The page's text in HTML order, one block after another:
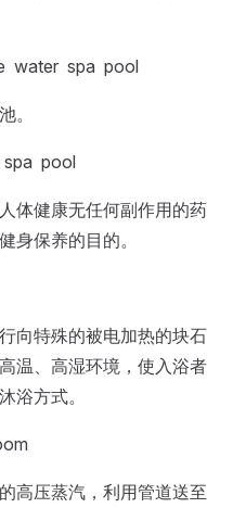
water spa pool
。
pool
体健康无任何副作用的药
身保养的目的。
向特殊的被电加热的块石
温、高湿环境，使入浴者
浴方式。
高压蒸汽，利用管道送至